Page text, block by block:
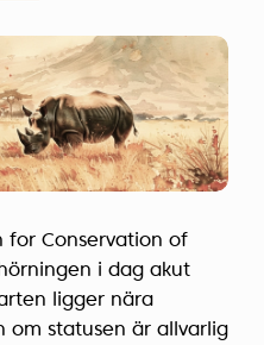
for Conservation of
i dag akut
ligger nära
om statusen är allvarlig